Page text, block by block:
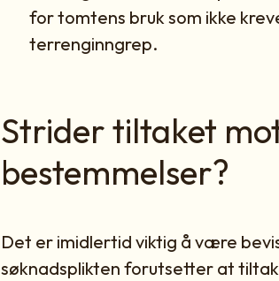
for tomtens bruk som ikke
terrenginngrep.
Strider tiltaket
bestemmelser?
Det er imidlertid viktig å være
søknadsplikten forutsetter at